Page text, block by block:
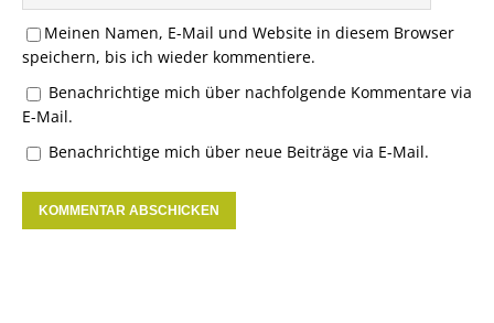
Meinen Namen, E-Mail und Website in diesem Browser
speichern, bis ich wieder kommentiere.
Benachrichtige mich über nachfolgende Kommentare via
E-Mail.
Benachrichtige mich über neue Beiträge via E-Mail.